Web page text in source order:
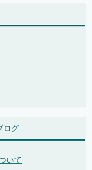
ログ
いて